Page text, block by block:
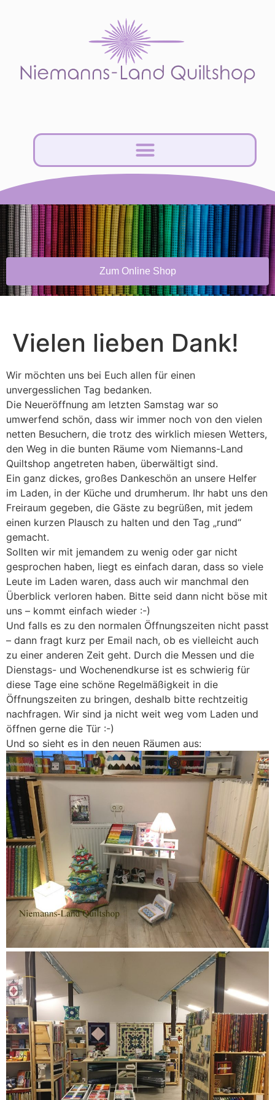
Zum Online Shop
Vielen lieben Dank!
Wir möchten uns bei Euch allen für einen
unvergesslichen Tag bedanken.
Die Neueröffnung am letzten Samstag war so
umwerfend schön, dass wir immer noch von den vielen
netten Besuchern, die trotz des wirklich miesen Wetters,
den Weg in die bunten Räume vom Niemanns-Land
Quiltshop angetreten haben, überwältigt sind.
Ein ganz dickes, großes Dankeschön an unsere Helfer
im Laden, in der Küche und drumherum. Ihr habt uns den
Freiraum gegeben, die Gäste zu begrüßen, mit jedem
einen kurzen Plausch zu halten und den Tag „rund“
gemacht.
Sollten wir mit jemandem zu wenig oder gar nicht
gesprochen haben, liegt es einfach daran, dass so viele
Leute im Laden waren, dass auch wir manchmal den
Überblick verloren haben. Bitte seid dann nicht böse mit
uns – kommt einfach wieder :-)
Und falls es zu den normalen Öffnungszeiten nicht passt
– dann fragt kurz per Email nach, ob es vielleicht auch
zu einer anderen Zeit geht. Durch die Messen und die
Dienstags- und Wochenendkurse ist es schwierig für
diese Tage eine schöne Regelmäßigkeit in die
Öffnungszeiten zu bringen, deshalb bitte rechtzeitig
nachfragen. Wir sind ja nicht weit weg vom Laden und
öffnen gerne die Tür :-)
Und so sieht es in den neuen Räumen aus: